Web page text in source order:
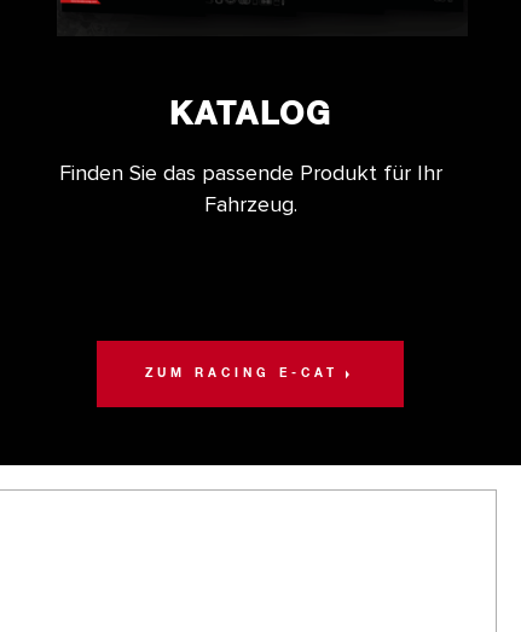
KATALOG
Finden Sie das passende Produkt für Ihr
Fahrzeug.
ZUM RACING E-CAT